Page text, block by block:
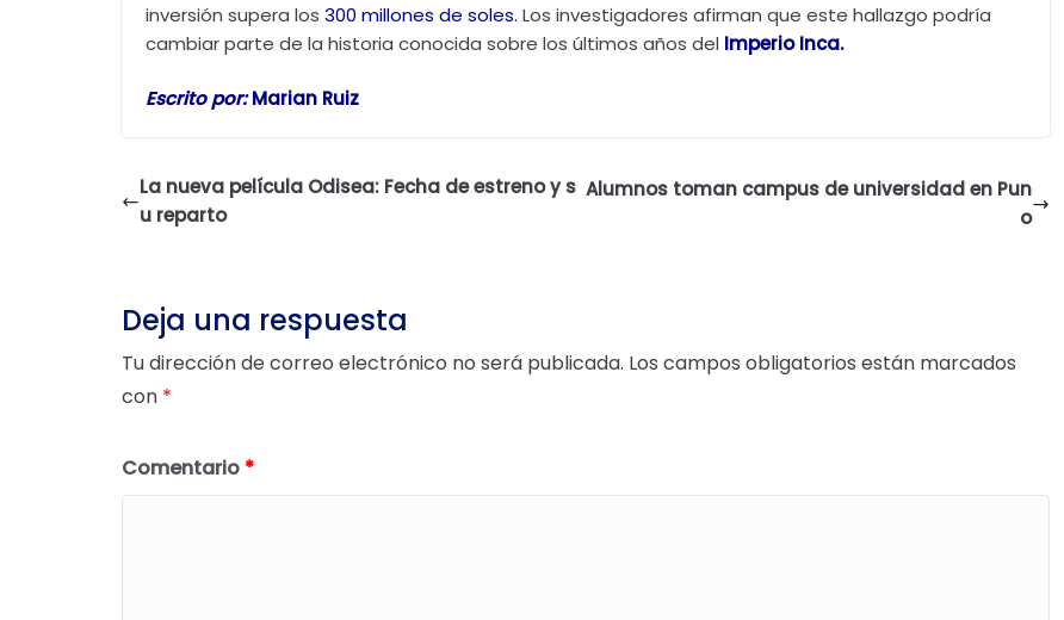
inversión supera los 300 millones de soles. Los investigadores afirman que este hallazgo podría
cambiar parte de la historia conocida sobre los últimos años del Imperio Inca.
Escrito por: Marian Ruiz
La nueva película Odisea: Fecha de estreno y s
u reparto
Alumnos toman campus de universidad en Pun
o
Deja una respuesta
Tu dirección de correo electrónico no será publicada. Los campos obligatorios están marcados
con *
Comentario *